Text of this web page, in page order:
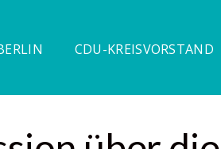
CDU-KREISVORSTAND